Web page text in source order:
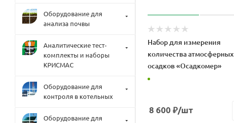
Набор для измерения
количества атмосферных
осадков «Осадкомер»
8 600 ₽/шт
Оборудование для
анализа почвы
Аналитические тест-
комплекты и наборы
КРИСМАС
Оборудование для
контроля в котельных
Оборудование для